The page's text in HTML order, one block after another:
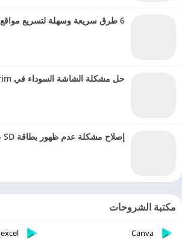
6 طرق سريعة وسهلة لتسريع مواقع Laravel
حل مشكلة الشاشة السوداء في Skyrim
إصلاح مشكلة عدم ظهور بطاقة SD على Windows 11
مكتبة الشروحات
Canva
excel